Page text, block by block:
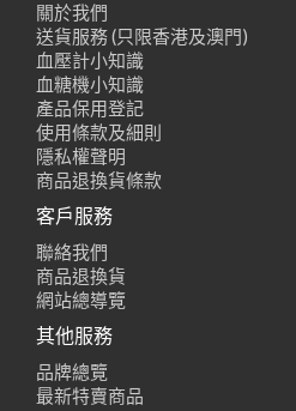
關於我們
送貨服務 (只限香港及澳門)
血壓計小知識
血糖機小知識
產品保用登記
使用條款及細則
隱私權聲明
商品退換貨條款
客戶服務
聯絡我們
商品退換貨
網站總導覽
其他服務
品牌總覽
最新特賣商品